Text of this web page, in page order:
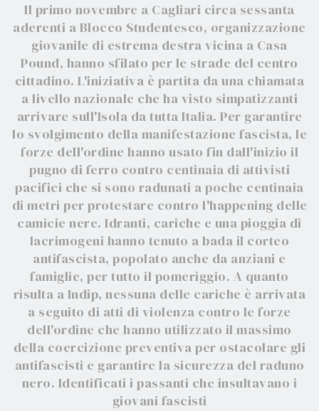
Il primo novembre a Cagliari circa sessanta
aderenti a Blocco Studentesco, organizzazione
giovanile di estrema destra vicina a Casa
Pound, hanno sfilato per le strade del centro
cittadino. L'iniziativa è partita da una chiamata
a livello nazionale che ha visto simpatizzanti
arrivare sull'Isola da tutta Italia. Per garantire
lo svolgimento della manifestazione fascista, le
forze dell'ordine hanno usato fin dall'inizio il
pugno di ferro contro centinaia di attivisti
pacifici che si sono radunati a poche centinaia
di metri per protestare contro l'happening delle
camicie nere. Idranti, cariche e una pioggia di
lacrimogeni hanno tenuto a bada il corteo
antifascista, popolato anche da anziani e
famiglie, per tutto il pomeriggio. A quanto
risulta a Indip, nessuna delle cariche è arrivata
a seguito di atti di violenza contro le forze
dell'ordine che hanno utilizzato il massimo
della coercizione preventiva per ostacolare gli
antifascisti e garantire la sicurezza del raduno
nero. Identificati i passanti che insultavano i
giovani fascisti